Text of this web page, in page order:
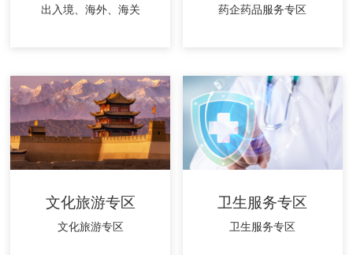
出入境、海外、海关 药企药品服务专区
文化旅游专区
文化旅游专区
卫生服务专区
卫生服务专区